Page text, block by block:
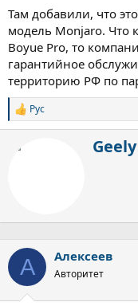
Там добавили, что
модель Monjaro. Что
Boyue Pro, то
гарантийное
территорию РФ по
С
и
п
Рус
А
в
Geely
А Алексеев
Авторитет